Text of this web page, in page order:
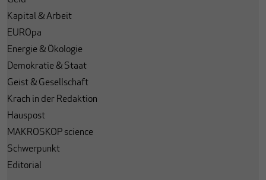
Kapital & Arbeit
EUROpa
Energie & Ökologie
Demokratie & Staat
Geist & Gesellschaft
Krach in der Redaktion
Hauspost
MAKROSKOP science
Schwerpunkt
Editorial